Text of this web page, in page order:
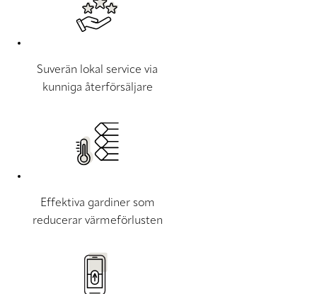
Suverän lokal service via
kunniga återförsäljare
Effektiva gardiner som
reducerar värmeförlusten